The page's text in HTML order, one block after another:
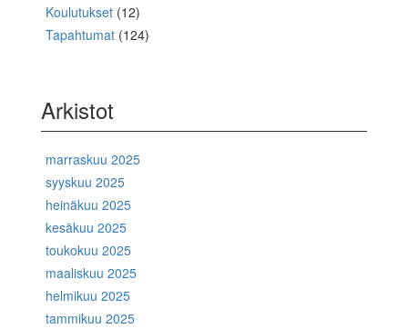
Koulutukset (12)
Tapahtumat (124)
Arkistot
marraskuu 2025
syyskuu 2025
heinäkuu 2025
kesäkuu 2025
toukokuu 2025
maaliskuu 2025
helmikuu 2025
tammikuu 2025